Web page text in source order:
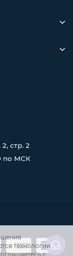
технологии
с
стр. 2
по МСК